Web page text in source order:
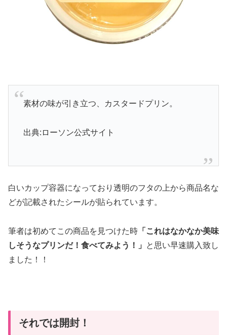
素材の味が引き立つ、カスタードプリン。
出典:ローソン公式サイト
白いカップ容器になっており透明のフタの上から商品名な
どが記載されたシールが貼られています。
筆者は初めてこの商品を見つけた時 「これはなかなか美味
しそうなプリンだ！食べてみよう！」
と思い早速購入致し
ました！！
それでは開封！